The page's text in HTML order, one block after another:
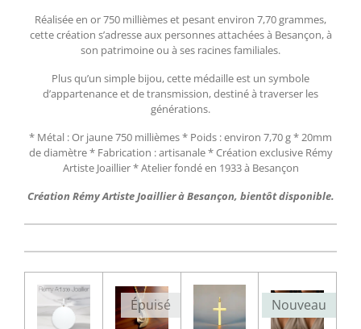
Réalisée en or 750 millièmes et pesant environ 7,70 grammes,
cette création s’adresse aux personnes attachées à Besançon, à
son patrimoine ou à ses racines familiales.
Plus qu’un simple bijou, cette médaille est un symbole
d’appartenance et de transmission, destiné à traverser les
générations.
* Métal : Or jaune 750 millièmes * Poids : environ 7,70 g * 20mm
de diamètre * Fabrication : artisanale * Création exclusive Rémy
Artiste Joaillier * Atelier fondé en 1933 à Besançon
Création Rémy Artiste Joaillier à Besançon, bientôt disponible.
Épuisé Nouveau